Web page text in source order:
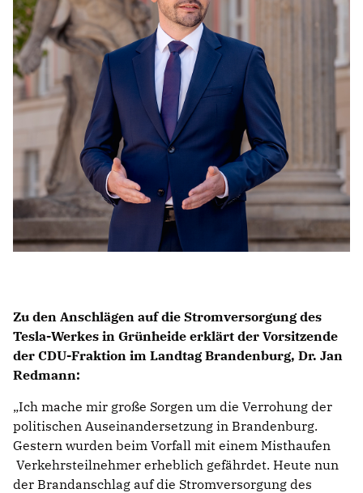
Zu den Anschlägen auf die Stromversorgung des
Tesla-Werkes in Grünheide erklärt der Vorsitzende
der CDU-Fraktion im Landtag Brandenburg, Dr. Jan
Redmann:
Ich mache mir große Sorgen um die Verrohung der
politischen Auseinandersetzung in Brandenburg.
Gestern wurden beim Vorfall mit einem Misthaufen
Verkehrsteilnehmer erheblich gefährdet. Heute nun
der Brandanschlag auf die Stromversorgung des